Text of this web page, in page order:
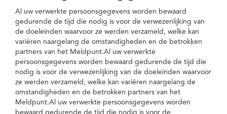
Al uw verwerkte persoonsgegevens worden bewaard
gedurende de tijd die nodig is voor de verwezenlijking van
de doeleinden waarvoor ze werden verzameld, welke kan
variëren naargelang de omstandigheden en de betrokken
partners van het Meldpunt.Al uw verwerkte
persoonsgegevens worden bewaard gedurende de tijd die
nodig is voor de verwezenlijking van de doeleinden waarvoor
ze werden verzameld, welke kan variëren naargelang de
omstandigheden en de betrokken partners van het
Meldpunt.Al uw verwerkte persoonsgegevens worden
bewaard gedurende de tijd die nodig is voor de